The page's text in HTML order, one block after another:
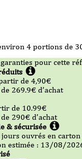
4 portions de
pour cette
de 4,90€
269.9€ d’achat
de 10.99€
290€ d’achat
& sécurisée
jours ouvrés en
estimée : 13/08/